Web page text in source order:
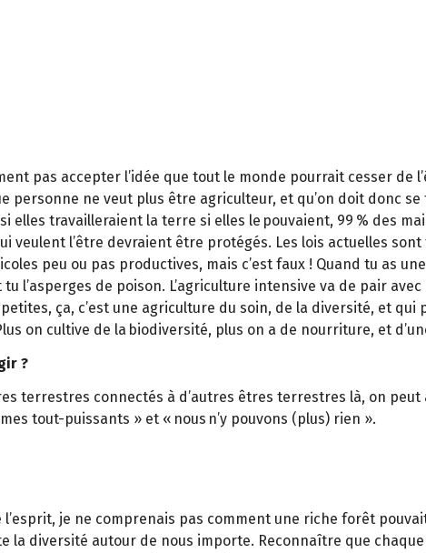
pas accepter l’idée que tout le monde pourrait cesser de
personne ne veut plus être agriculteur, et qu’on doit donc
travailleraient la terre si elles le pouvaient, 99 % des
veulent l’être devraient être protégés. Les lois actuelles
peu ou pas productives, mais c’est faux ! Quand tu as
l’asperges de poison. L’agriculture intensive va de pair
ça, c’est une agriculture du soin, de la diversité, et
on cultive de la biodiversité, plus on a de nourriture, et
?
terrestres connectés à d’autres êtres terrestres là, on
tout-puissants » et « nous n’y pouvons (plus) rien ».
je ne comprenais pas comment une riche forêt
la diversité autour de nous importe. Reconnaître que